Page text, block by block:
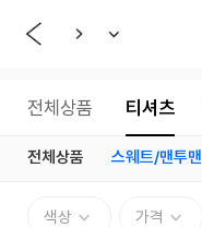
전체상품 티셔츠
전체상품 스웨트/맨투맨
색상 가격